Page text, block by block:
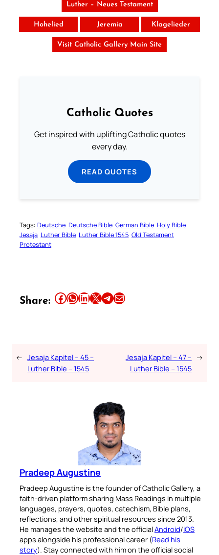
Luther – Neues Testament
Hohelied Jeremia Klagelieder
Visit Catholic Gallery Main Site
Catholic Quotes
Get inspired with uplifting Catholic quotes
every day.
READ QUOTES
Tags: Deutsche Deutsche Bible German Bible Holy Bible
Jesaja Luther Bible Luther Bible 1545 Old Testament
Protestant
Share: Share this article on Facebook Share this article on WhatsApp Share this article on LinkedIn Share this article on X Share this article on TelegramEmail this Article
← Jesaja Kapitel – 45 –
Luther Bible – 1545
Jesaja Kapitel – 47 –
Luther Bible – 1545
→
Pradeep Augustine
Pradeep Augustine is the founder of Catholic Gallery, a
faith-driven platform sharing Mass Readings in multiple
languages, prayers, quotes, catechism, Bible plans,
reflections, and other spiritual resources since 2013.
He manages the website and the officialAndroid/iOS
apps alongside his professional career (Read his
story). Stay connected with him on the official social